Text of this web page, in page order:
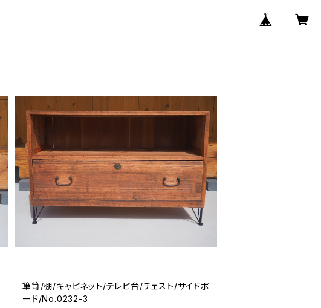
箪笥/棚/キャビネット/テレビ台/チェスト/サイドボ
ード/No.0232-3